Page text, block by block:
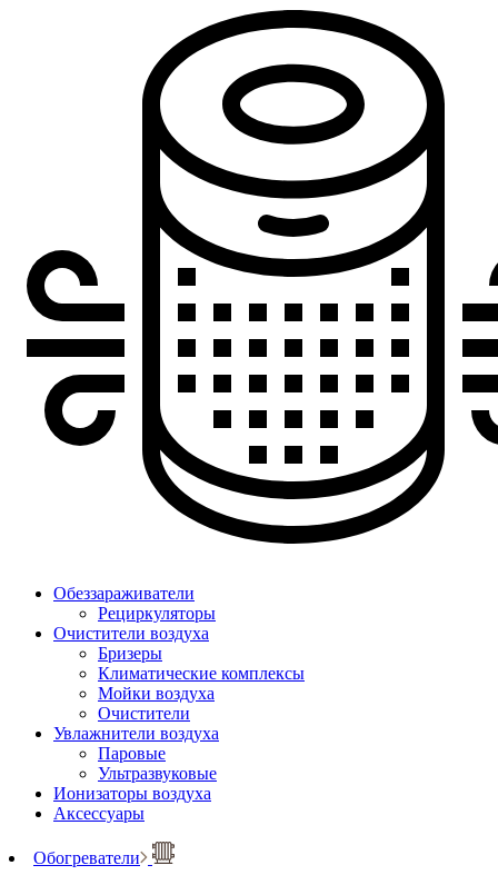
Обеззараживатели
Рециркуляторы
Очистители воздуха
Бризеры
Климатические комплексы
Мойки воздуха
Очистители
Увлажнители воздуха
Паровые
Ультразвуковые
Ионизаторы воздуха
Аксессуары
Обогреватели